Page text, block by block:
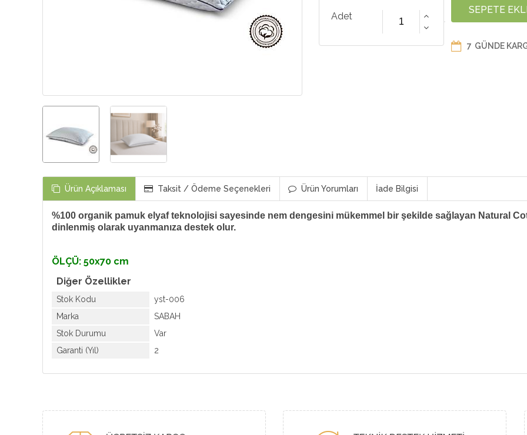
Adet
7
Ürün Açıklaması Taksit / Ödeme Seçenekleri Ürün Yorumları İade Bilgisi
%100 organik pamuk elyaf teknolojisi sayesinde nem dengesini mükemmel bir şekilde sağ layan Natural
dinlenmiş olarak uyanmanıza destek olur.
ÖLÇÜ: 50x70 cm
Diğer Özellikler
Stok Kodu
yst-006
Marka
SABAH
Stok Durumu
Var
Garanti (Yıl)
2